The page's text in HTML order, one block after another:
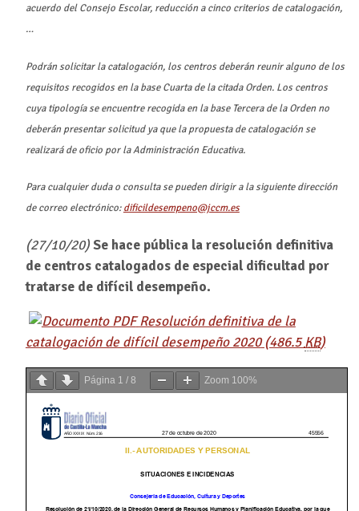
acuerdo del Consejo Escolar, reducción a cinco criterios de catalogación,
…
Podrán solicitar la catalogación, los centros deberán reunir alguno de los
requisitos recogidos en la base Cuarta de la citada Orden. Los centros
cuya tipología se encuentre recogida en la base Tercera de la Orden no
deberán presentar solicitud ya que la propuesta de catalogación se
realizará de oficio por la Administración Educativa.
Para cualquier duda o consulta se pueden dirigir a la siguiente dirección
de correo electrónico:dificildesempeno@jccm.es
(27/10/20)Se hace pública la resolución definitiva
de centros catalogados de especial dificultad por
tratarse de difícil desempeño.
Resolución definitiva de la
catalogación de difícil desempeño 2020(486.5KB)
Página 1 / 8 Zoom 100%